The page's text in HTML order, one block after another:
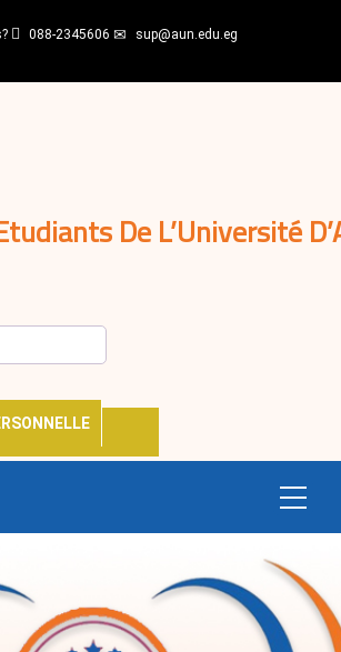
088-2345606 sup@aun.edu.eg
De L’Université